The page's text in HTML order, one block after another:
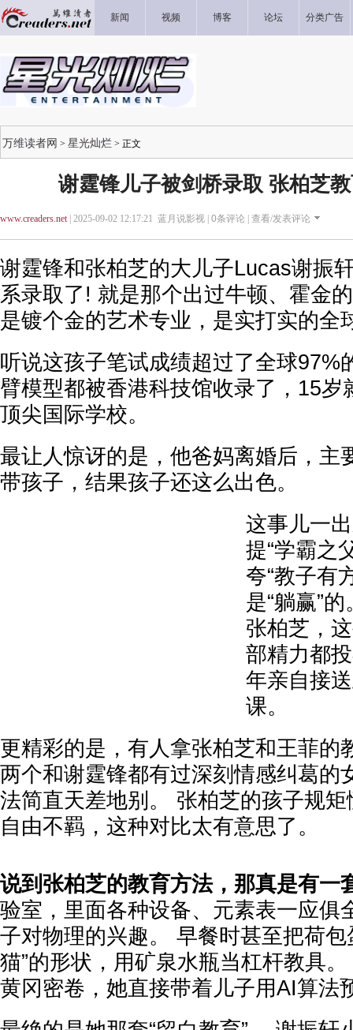
新闻 视频 博客 论坛 分类广告
万维读者网 > 星光灿烂 > 正文
谢霆锋儿子被剑桥录取 张柏芝
www.creaders.net| 2025-09-02 12:17:21 蓝月说影视 | 0条评论 | 查看/发表评论
谢霆锋和张柏芝的大儿子Lucas谢振
系录取了! 就是那个出过牛顿、霍金
是镀个金的艺术专业，是实打实的全
听说这孩子笔试成绩超过了全球97%
臂模型都被香港科技馆收录了，15岁
顶尖国际学校。
最让人惊讶的是，他爸妈离婚后，主
带孩子，结果孩子还这么出色。
这事儿一
提“学霸之
夸“教子有
是“躺赢”
张柏芝，
部精力都
年亲自接
课。
更精彩的是，有人拿张柏芝和王菲的
两个和谢霆锋都有过深刻情感纠葛的
法简直天差地别。 张柏芝的孩子规
自由不羁，这种对比太有意思了。
说到张柏芝的教育方法，那真是有一
验室，里面各种设备、元素表一应俱
子对物理的兴趣。 早餐时甚至把荷包
猫”的形状，用矿泉水瓶当杠杆教具
黄冈密卷，她直接带着儿子用AI算法